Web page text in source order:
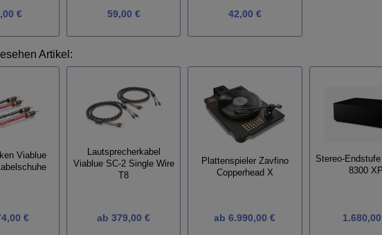
€ 59,00 € 42,00 €
Artikel:
Viablue
€
Lautsprecherkabel
Viablue SC-2 Single Wire
T8
ab 379,00 €
Plattenspieler Zavfino
Copperhead X
ab 6.990,00 €
Stereo-
8300 XP